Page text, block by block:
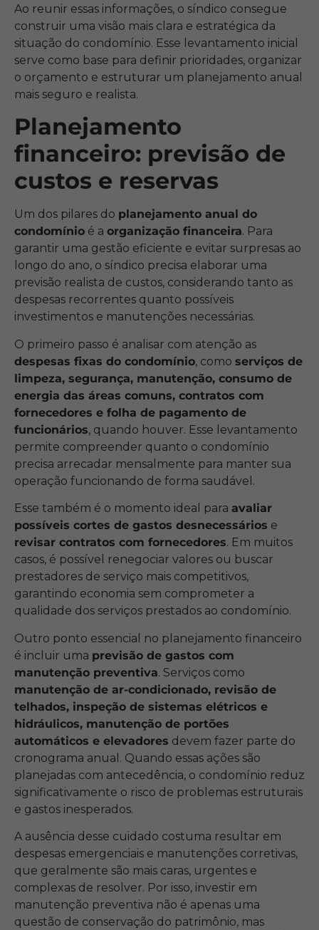
Ao reunir essas informações, o síndico consegue
construir uma visão mais clara e estratégica da
situação do condomínio. Esse levantamento inicial
serve como base para definir prioridades, organizar
o orçamento e estruturar um planejamento anual
mais seguro e realista.
Planejamento
financeiro: previsão de
custos e reservas
Um dos pilares do planejamento anual do
condomínio é a organização financeira. Para
garantir uma gestão eficiente e evitar surpresas ao
longo do ano, o síndico precisa elaborar uma
previsão realista de custos, considerando tanto as
despesas recorrentes quanto possíveis
investimentos e manutenções necessárias.
O primeiro passo é analisar com atenção as
despesas fixas do condomínio, como serviços de
limpeza, segurança, manutenção, consumo de
energia das áreas comuns, contratos com
fornecedores e folha de pagamento de
funcionários, quando houver. Esse levantamento
permite compreender quanto o condomínio
precisa arrecadar mensalmente para manter sua
operação funcionando de forma saudável.
Esse também é o momento ideal para avaliar
possíveis cortes de gastos desnecessários e
revisar contratos com fornecedores. Em muitos
casos, é possível renegociar valores ou buscar
prestadores de serviço mais competitivos,
garantindo economia sem comprometer a
qualidade dos serviços prestados ao condomínio.
Outro ponto essencial no planejamento financeiro
é incluir uma previsão de gastos com
manutenção preventiva. Serviços como
manutenção de ar-condicionado, revisão de
telhados, inspeção de sistemas elétricos e
hidráulicos, manutenção de portões
automáticos e elevadores devem fazer parte do
cronograma anual. Quando essas ações são
planejadas com antecedência, o condomínio reduz
significativamente o risco de problemas estruturais
e gastos inesperados.
A ausência desse cuidado costuma resultar em
despesas emergenciais e manutenções corretivas,
que geralmente são mais caras, urgentes e
complexas de resolver. Por isso, investir em
manutenção preventiva não é apenas uma
questão de conservação do patrimônio, mas